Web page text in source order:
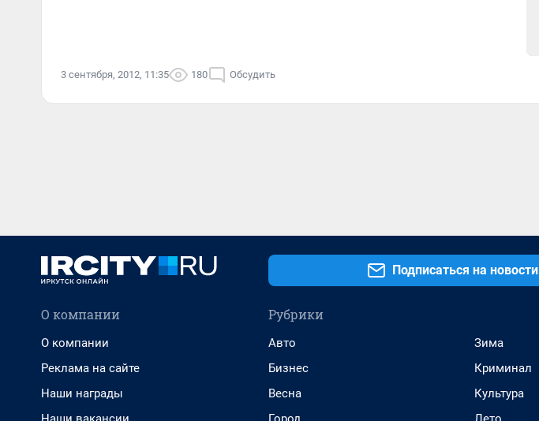
3 сентября, 2012, 11:35 180 Обсудить
Подписаться на новости
О компании
О компании
Реклама на сайте
Наши награды
Рубрики
Авто
Бизнес
Весна
Зима
Криминал
Культура